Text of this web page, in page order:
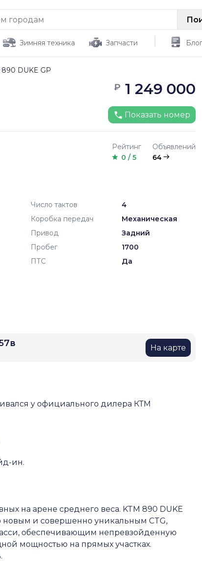
Зимняя техника Запчасти Блог
890 DUKE GP
₽ 1 249 000
Показать номер
Рейтинг
0 / 5
Объявлений
64
Число тактов
4
Коробка передач
Механическая
Привод
Задний
Пробег
1700
ПТС
Да
На карте
у официального дилера КТМ
ин.
на арене среднего веса. KTM 890 DUKE
новым и совершенно уникальным CTG,
обеспечивающим непревзойденную
мощностью на прямых участках.